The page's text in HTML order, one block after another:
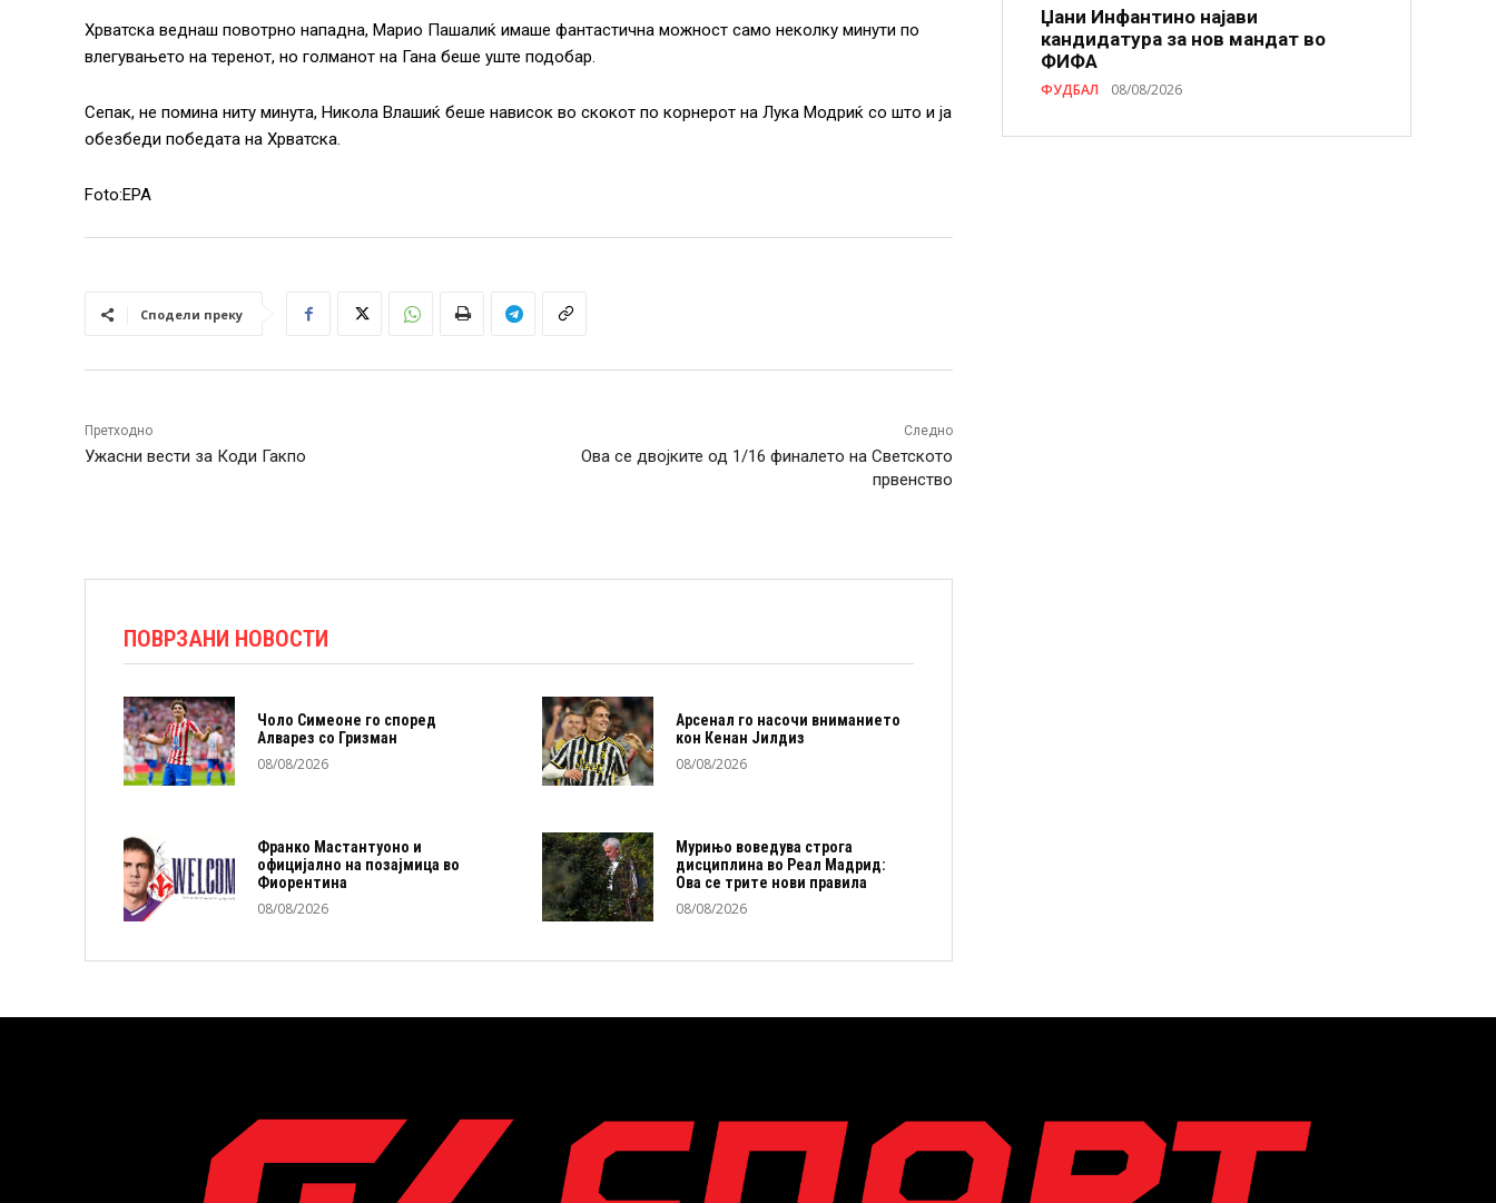
Хрватска веднаш повотрно нападна, Марио Пашалиќ имаше фантастична можност само неколку минути по
влегувањето на теренот, но голманот на Гана беше уште подобар.
Сепак, не помина ниту минута, Никола Влашиќ беше нависок во скокот по корнерот на Лука Модриќ со што и ја
обезбеди победата на Хрватска.
Foto:EPA
Сподели преку
Претходно
Ужасни вести за Коди Гакпо
Следно
Ова се двојките од 1/16 финалето на Светското
првенство
ПОВРЗАНИ НОВОСТИ
Чоло Симеоне го според
Алварез со Гризман
08/08/2026
Арсенал го насочи вниманието
кон Кенан Јилдиз
08/08/2026
Франко Мастантуоно и
официјално на позајмица во
Фиорентина
08/08/2026
Мурињо воведува строга
дисциплина во Реал Мадрид:
Ова се трите нови правила
08/08/2026
Џани Инфантино најави
кандидатура за нов мандат во
ФИФА
ФУДБАЛ 08/08/2026